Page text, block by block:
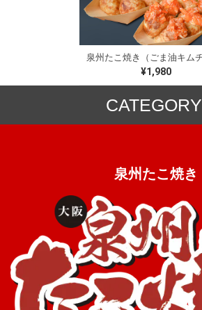
¥1,980
CATEGORY
ミックス粉 冷凍食品
泉州たこ焼き